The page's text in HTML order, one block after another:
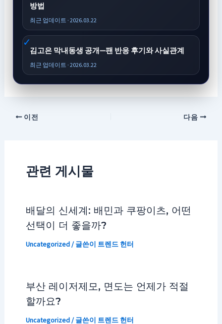
방법
최근 업데이트 · 2026.03.22
김고은 막내동생 공개—팬 반응 후기와 사실관계
최근 업데이트 · 2026.03.22
이전 다음
관련 게시물
배달의 신세계: 배민과 쿠팡이츠, 어떤
선택이 더 좋을까?
Uncategorized/ 글쓴이 트렌드 헌터
부산 레이저제모, 면도는 언제가 적절
할까요?
Uncategorized/ 글쓴이 트렌드 헌터